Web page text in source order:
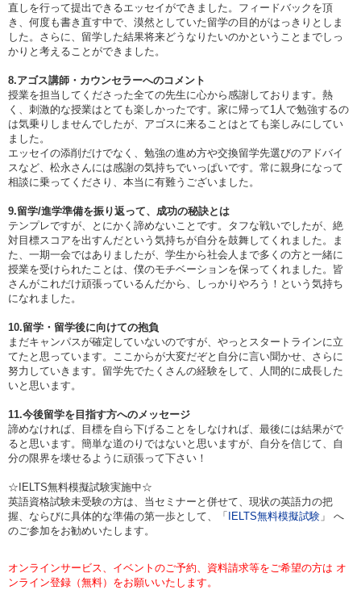
直しを行って提出できるエッセイができました。フィードバックを頂
き、何度も書き直す中で、漠然としていた留学の目的がはっきりとしま
した。さらに、留学した結果将来どうなりたいのかということまでしっ
かりと考えることができました。
8.アゴス講師・カウンセラーへのコメント
授業を担当してくださった全ての先生に心から感謝しております。熱
く、刺激的な授業はとても楽しかったです。家に帰って1人で勉強するの
は気乗りしませんでしたが、アゴスに来ることはとても楽しみにしてい
ました。
エッセイの添削だけでなく、勉強の進め方や交換留学先選びのアドバイ
スなど、松永さんには感謝の気持ちでいっぱいです。常に親身になって
相談に乗ってくださり、本当に有難うございました。
9.留学/進学準備を振り返って、成功の秘訣とは
テンプレですが、とにかく諦めないことです。タフな戦いでしたが、絶
対目標スコアを出すんだという気持ちが自分を鼓舞してくれました。ま
た、一期一会ではありましたが、学生から社会人まで多くの方と一緒に
授業を受けられたことは、僕のモチベーションを保ってくれました。皆
さんがこれだけ頑張っているんだから、しっかりやろう！という気持ち
になれました。
10.留学・留学後に向けての抱負
まだキャンパスが確定していないのですが、やっとスタートラインに立
てたと思っています。ここからが大変だぞと自分に言い聞かせ、さらに
努力していきます。留学先でたくさんの経験をして、人間的に成長した
いと思います。
11.今後留学を目指す方へのメッセージ
諦めなければ、目標を自ら下げることをしなければ、最後には結果がで
ると思います。簡単な道のりではないと思いますが、自分を信じて、自
分の限界を壊せるように頑張って下さい！
☆IELTS無料模擬試験実施中☆
英語資格試験未受験の方は、当セミナーと併せて、現状の英語力の把
握、ならびに具体的な準備の第一歩として、「
IELTS無料模擬試験 」 へ
のご参加をお勧めいたします。
オンラインサービス、イベントのご予約、資料請求等をご希望の方は オ
ンライン登録（無料）をお願いいたします。